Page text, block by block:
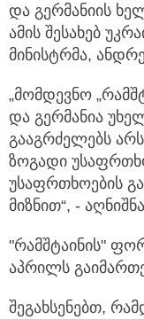
და გერმანიის
ამის შესახებ
მინისტრმა,
„მომდევნო
და გერმანია
გააგრძელებს
ზოგადი
უსაფრთხოების
მიზნით“, -
"რამშტაინის"
აპრილს
შეგახსენებთ,